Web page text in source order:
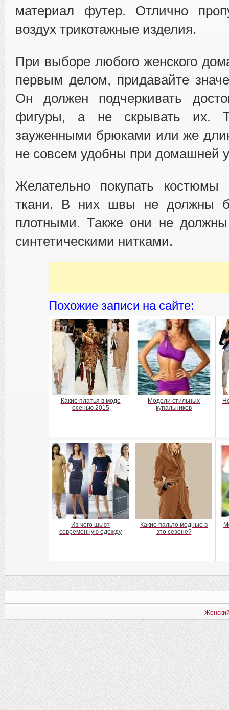
материал футер. Отлично
воздух трикотажные изделия.
При выборе любого женского
первым делом, придавайте
Он должен подчеркивать
фигуры, а не скрывать их.
зауженными брюками или же
не совсем удобны при домашней
Желательно покупать костюмы
ткани. В них швы не должны
плотными. Также они не
синтетическими нитками.
Похожие записи на сайте:
Какие платья в моде
осенью 2015
Модели стильных
купальников
Из чего шьют
современную одежду
Какие пальто модные в
это сезоне?